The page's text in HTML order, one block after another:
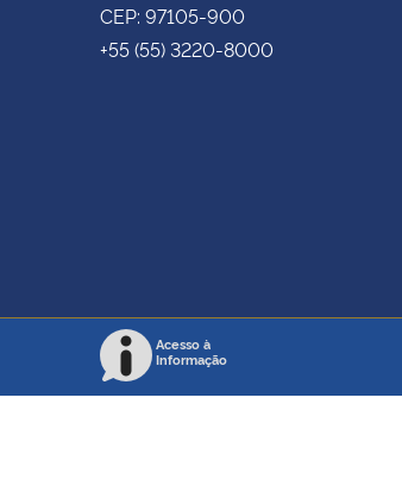
CEP: 97105-900
+55 (55) 3220-8000
Acesso à
Informação